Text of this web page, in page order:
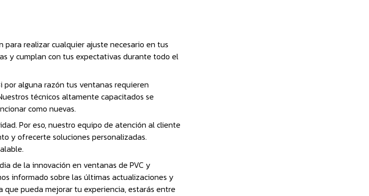
realizar cualquier ajuste necesario en tus
y cumplan con tus expectativas durante todo el
por alguna razón tus ventanas requieren
técnicos altamente capacitados se
como nuevas.
Por eso, nuestro equipo de atención al cliente
y ofrecerte soluciones personalizadas.
de la innovación en ventanas de PVC y
informado sobre las últimas actualizaciones y
pueda mejorar tu experiencia, estarás entre